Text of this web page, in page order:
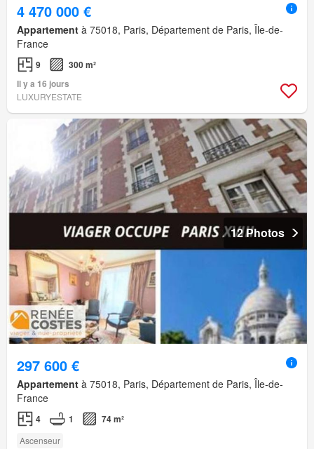
4 470 000 €
Appartement à 75018, Paris, Département de Paris, Île-de-
France
9
300 m²
Il y a 16 jours
LUXURYESTATE
12 Photos
297 600 €
Appartement à 75018, Paris, Département de Paris, Île-de-
France
4 1 74 m²
Ascenseur